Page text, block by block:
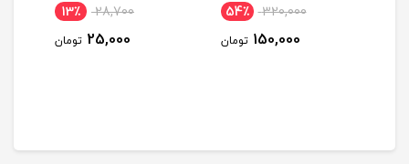
320,000 54٪
150,000 تومان
28,700 13٪
25,000 تومان